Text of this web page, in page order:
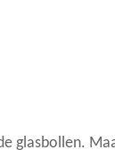
glasbollen.